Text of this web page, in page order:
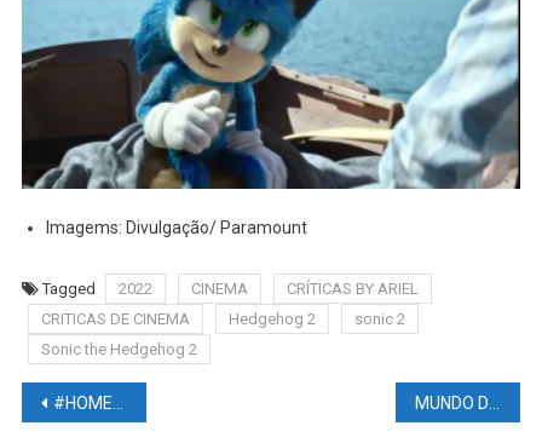
Imagems: Divulgação/ Paramount
Tagged 2022 CINEMA
CRÍTICAS BY ARIEL
CRITICAS DE CINEMA
Hedgehog 2
sonic 2
Sonic the Hedgehog 2
Navegação
#HOMEM mais velho do #MUNDO faz #113 anos nesta semana